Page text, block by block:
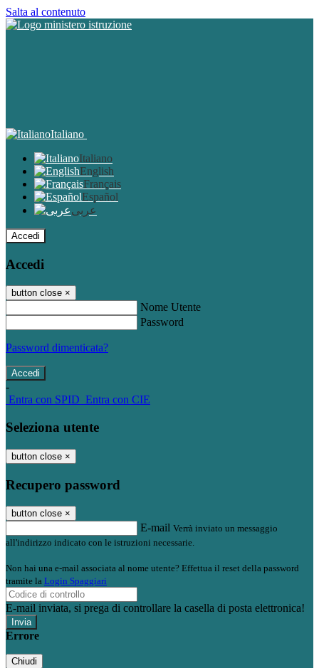
Salta al contenuto
Italiano
Italiano
English
Français
Español
عربى
Accedi
Accedi
button close ×
Nome Utente
Password
Password dimenticata?
-
Entra con SPID Entra con CIE
Seleziona utente
button close ×
Recupero password
button close ×
E-mail Verrà inviato un messaggio
all'indirizzo indicato con le istruzioni necessarie.
Non hai una e-mail associata al nome utente? Effettua il reset della password
tramite la Login Spaggiari
E-mail inviata, si prega di controllare la casella di posta elettronica!
Errore
Chiudi